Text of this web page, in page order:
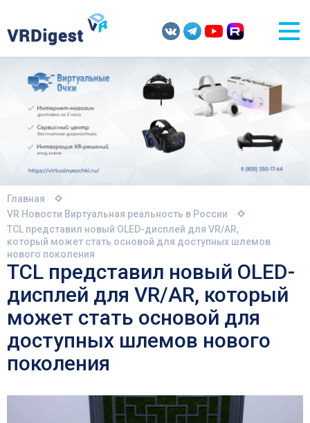
Главная
VR Новости Виртуальная реальность в России
TCL представил новый OLED-дисплей для VR/AR,
который может стать основой для доступных шлемов
нового поколения
TCL представил новый OLED-
дисплей для VR/AR, который
может стать основой для
доступных шлемов нового
поколения